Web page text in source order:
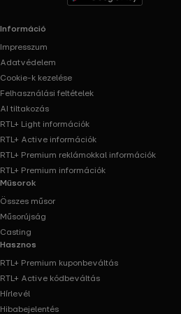
Információ
Impresszum
Adatvédelem
Cookie-k kezelése
Felhasználási feltételek
AI tiltakozás
RTL+ Light információk
RTL+ Active információk
RTL+ Premium reklámokkal információk
RTL+ Premium információk
Műsorok
Összes műsor
Műsorújság
Casting
Hasznos
RTL+ Premium kuponbeváltás
RTL+ Active kódbeváltás
Hírlevél
Hibabejelentés